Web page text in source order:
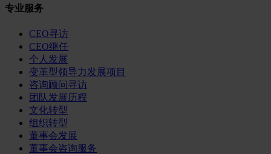
专业服务
CEO寻访
CEO继任
个人发展
变革型领导力发展项目
咨询顾问寻访
团队发展历程
文化转型
组织转型
董事会发展
董事会咨询服务